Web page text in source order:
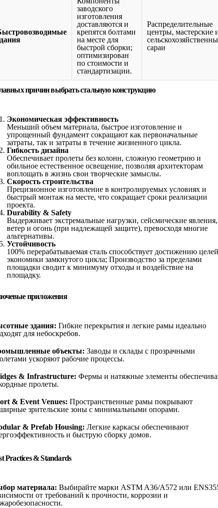
заводского
изготовления
доставляются и
крепятся болтами
на месте для
быстрой сборки;
оптимизирован
по стоимости и
стандартизации.
Распределительные
центры, мастерские
сараи
причин выбрать стальную конструкцию
Экономическая эффективность
Меньший объем материала, быстрое изготовление и
упрощенный фундамент сокращают как первоначальные
затраты, так и затраты в течение жизненного цикла.
Гибкость дизайна
Обеспечивает пролеты без колонн, сложную геометрию и
обильное естественное освещение, позволяя архитекторам
воплощать в жизнь свои творческие замыслы.
Скорость строительства
Прецизионное изготовление в контролируемых условиях и
быстрый монтаж на месте, что сокращает сроки реализации
проекта.
Durability & Safety
Выдерживает экстремальные нагрузки, сейсмические явления,
ветер и огонь (при надлежащей защите), превосходя многие
альтернативы.
Устойчивость
100% перерабатываемая сталь способствует достижению целей
экономики замкнутого цикла; Производство за пределами
площадки сводит к минимуму отходы и воздействие на
площадку.
приложения
здания: Гибкие перекрытия и легкие рамы идеально
для небоскребов.
объекты: Заводы и склады с прозрачными
ускоряют рабочие процессы.
& Infrastructure: Фермы и натяжные элементы
пролеты.
& Event Venues: Пространственные рамы покрывают
зрительские зоны с минимальными опорами.
& Prefab Housing: Легкие каркасы обеспечивают
и быструю сборку домов.
Practices & Standards
материала: Выбирайте марки ASTM A36/A572 или
от требований к прочности, коррозии и